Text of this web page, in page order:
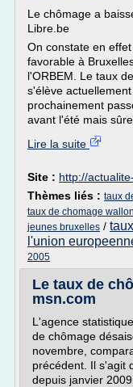
Le chômage a
Libre.be
On constate en
favorable à
l'ORBEM. Le taux
s'élève
prochainement
avant l'été mais
Lire la suite
Site : http://
Thèmes liés : taux
taux de chomage
jeunes bruxelles /
l'union
2005
Le taux de
msn.com
L'agence
de chômage
novembre,
précédent. Il s'agit
depuis janvier